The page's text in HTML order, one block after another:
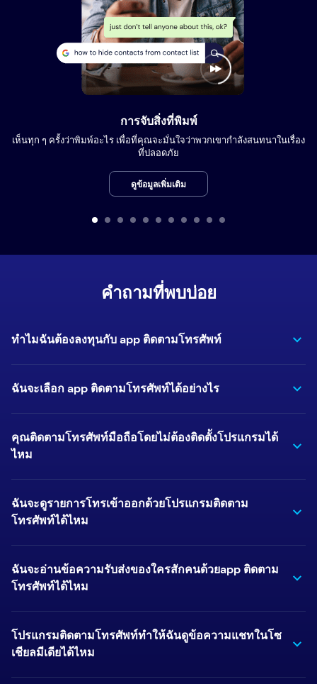
การจับสิ่งที่พิมพ์
เห็นทุก ๆ ครั้งว่าพิมพ์อะไร เพื่อที่คุณจะมั่นใจว่าพวกเขากำลังสนทนาในเรื่อง
ที่ปลอดภัย
ดูข้อมูลเพิ่มเติม
คำถามที่พบบ่อย
ทำไมฉันต้องลงทุนกับ app ติดตามโทรศัพท์
ฉันจะเลือก app ติดตามโทรศัพท์ได้อย่างไร
คุณติดตามโทรศัพท์มือถือโดยไม่ต้องติดตั้งโปรแกรมได้
ไหม
ฉันจะดูรายการโทรเข้าออกด้วยโปรแกรมติดตาม
โทรศัพท์ได้ไหม
ฉันจะอ่านข้อความรับส่งของใครสักคนด้วยapp ติดตาม
โทรศัพท์ได้ไหม
โปรแกรมติดตามโทรศัพท์ทำให้ฉันดูข้อความแชทในโซ
เชียลมีเดียได้ไหม